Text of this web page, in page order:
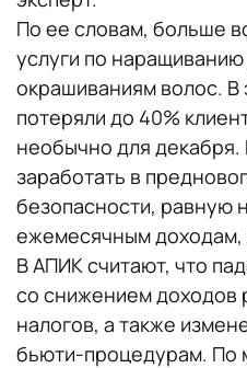
По ее словам, больше
услуги по
окрашиваниям волос. В
потеряли до 40%
необычно для
заработать в
безопасности, равную
ежемесячным доходам,
В АПИК считают, что
со снижением доходов
налогов, а также
бьюти-процедурам. По